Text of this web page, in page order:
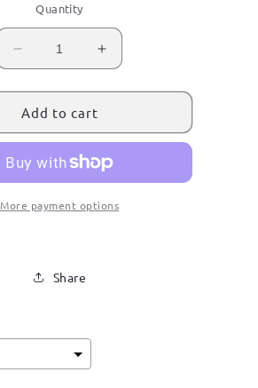
Quantity
Decrease
quantity
for
Purisima
del
Guanajuato
Signature
Hoodie
Increase
quantity
for
del
Guanajuato
Signature
Hoodie
Add to cart
More payment options
Share